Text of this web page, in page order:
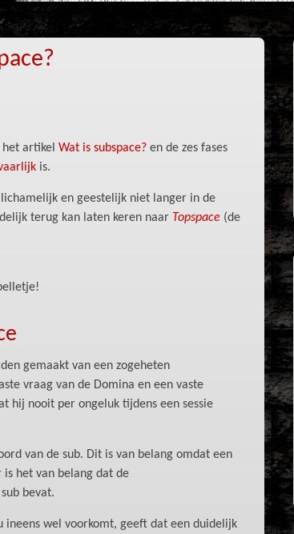
artikel Wat is subspace? en de zes fases
is.
lichamelijk en geestelijk niet langer in de
terug kan laten keren naar Topspace (de
gemaakt van een zogeheten
vraag van de Domina en een vaste
hij nooit per ongeluk tijdens een sessie
van de sub. Dit is van belang omdat een
het van belang dat de
bevat.
ineens wel voorkomt, geeft dat een duidelijk